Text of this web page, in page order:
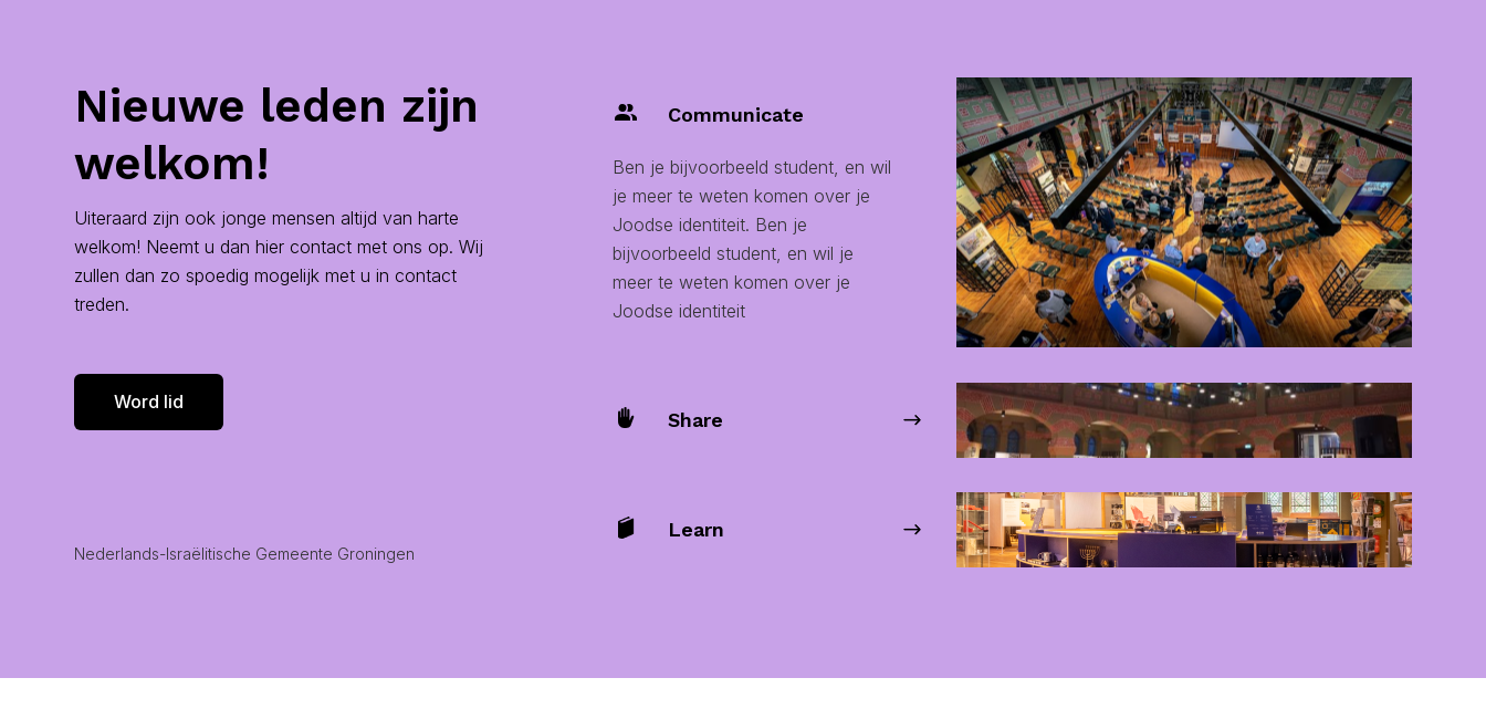
Nieuwe leden zijn
welkom!
Uiteraard zijn ook jonge mensen altijd van harte
welkom! Neemt u dan hier contact met ons op. Wij
zullen dan zo spoedig mogelijk met u in contact
treden.
Word lid
Nederlands-Israëlitische Gemeente Groningen
Communicate
Ben je bijvoorbeeld student, en wil
je meer te weten komen over je
Joodse identiteit. Ben je
bijvoorbeeld student, en wil je
meer te weten komen over je
Joodse identiteit
Share
Learn